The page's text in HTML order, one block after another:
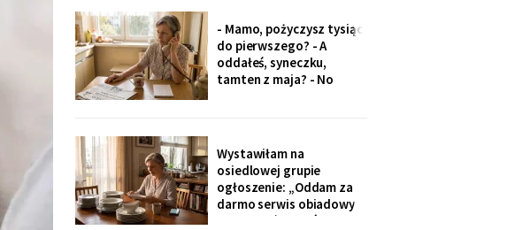
to tatowe pieniądze, a
tata by chciał pomagać
nam, nie tobie".
- Mamo, pożyczysz tysiąc
do pierwszego? - A
oddałeś, syneczku,
tamten z maja? - No
później zadzwoniła
synowa. Zaczęła od tego,
że „babcia podobno robi
problemy".
Wystawiłam na
osiedlowej grupie
ogłoszenie: „Oddam za
darmo serwis obiadowy
na dwanaście osób,